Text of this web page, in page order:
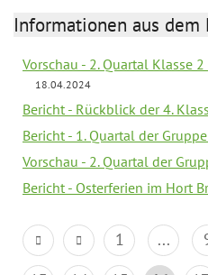
Informationen aus dem
Vorschau - 2. Quartal Klasse
18.04.2024
Bericht - Rückblick der 4.
Bericht - 1. Quartal der
Vorschau - 2. Quartal der
Bericht - Osterferien im Hort
1 ...